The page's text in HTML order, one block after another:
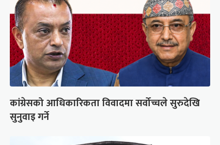
कांग्रेसको आधिकारिकता विवादमा सर्वोच्चले सुरुदेखि
सुनुवाइ गर्ने